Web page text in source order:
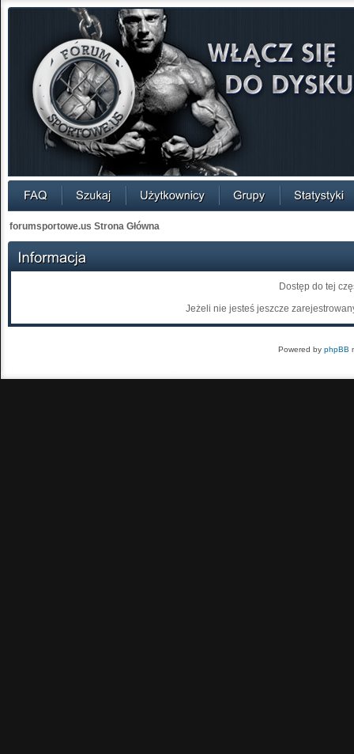
forumsportowe.us Strona Główna
Dostęp do tej
Jeżeli nie jesteś jeszcze
Powered by phpBB